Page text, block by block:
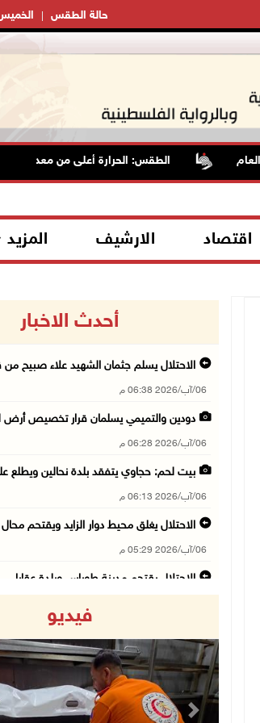
الخميس ، 06 آب حالة الطقس
الطقس: الحرارة أعلى من معدلها السنوي
اقتصاد الارشيف المزيد
أحدث الاخبار
الاحتلال يسلم جثمان الشهيد علاء صبيح من
06/آب/2026 06:38 م
دودين والتميمي يسلمان قرار تخصيص أرض
06/آب/2026 06:28 م
بيت لحم: حجاوي يتفقد بلدة نحالين ويطلع
06/آب/2026 06:13 م
الاحتلال يغلق محيط دوار الزايد ويقتحم
06/آب/2026 05:29 م
الاحتلال يقتحم مدينة طوباس وبلدة عقابا
06/آب/2026 05:18 م
نحو 58 ألف إصابة بجدري الماء في قطاع غزة منذ ...
06/آب/2026 04:33 م
فيديو
Next